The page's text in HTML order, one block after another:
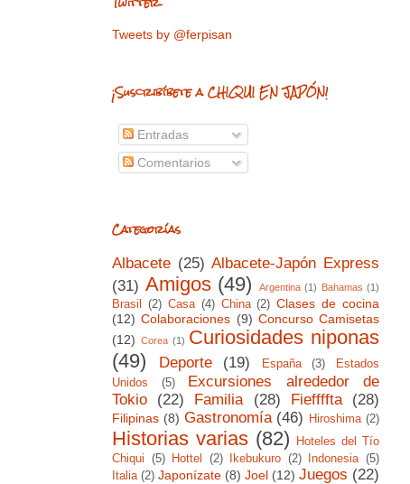
Tweets by @ferpisan
¡Suscribíbete a CHIQUI EN JAPÓN!
Entradas
Comentarios
Categorías
Albacete (25) Albacete-Japón Express
(31) Amigos (49) Argentina (1) Bahamas (1)
Brasil (2) Casa (4) China (2) Clases de cocina
(12) Colaboraciones (9) Concurso Camisetas
(12) Corea (1) Curiosidades niponas
(49)
Deporte (19) España (3)
Estados
Unidos
(5)
Excursiones alrededor de
Tokio
(22) Familia (28) Fieffffta (28)
Filipinas (8) Gastronomía (46) Hiroshima (2)
Historias varias (82)
Hoteles del Tío
Chiqui
(5) Hottel (2) Ikebukuro (2) Indonesia (5)
Italia (2) Japonízate (8) Joel (12) Juegos (22)